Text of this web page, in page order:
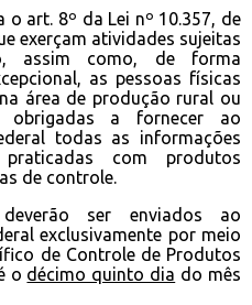
art. 8º da Lei nº 10.357, de
exerçam atividades sujeitas
assim como, de forma
as pessoas físicas
área de produção rural ou
obrigadas a fornecer ao
todas as informações
com produtos
de controle.
ser enviados ao
exclusivamente por meio
de Controle de Produtos
o décimo quinto dia do mês